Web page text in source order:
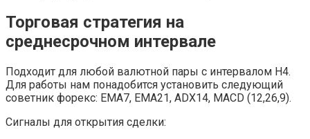
Торговая стратегия на
среднесрочном интервале
Подходит для любой валютной пары с интервалом Н4.
Для работы нам понадобится установить следующий
советник форекс: ЕМА7, ЕМА21, ADX14, MACD (12,26,9).
Сигналы для открытия сделки: